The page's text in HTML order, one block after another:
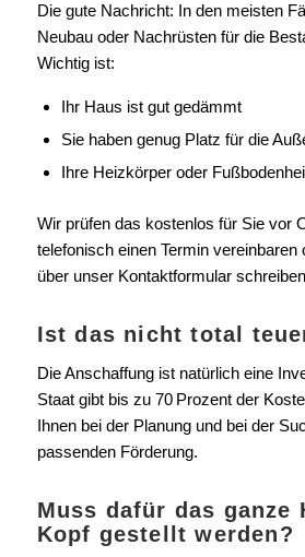
Die gute Nachricht: In den meisten
Neubau oder Nachrüsten für die
Wichtig ist:
Ihr Haus ist gut gedämmt
Sie haben genug Platz für die
Ihre Heizkörper oder
Wir prüfen das kostenlos für Sie vor
telefonisch einen Termin vereinbaren
über unser Kontaktformular
Ist das nicht total
Die Anschaffung ist natürlich eine
Staat gibt bis zu 70 Prozent der
Ihnen bei der Planung und bei der
passenden Förderung.
Muss dafür das ganze
Kopf gestellt werden?